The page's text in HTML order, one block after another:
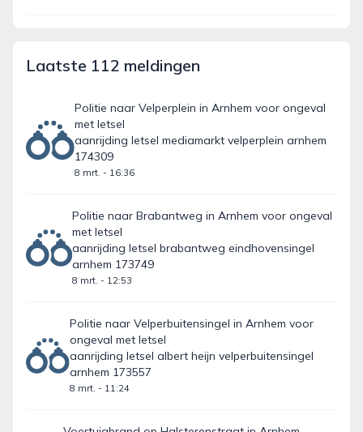
Laatste 112 meldingen
Politie naar Velperplein in Arnhem voor ongeval
met letsel
aanrijding letsel mediamarkt velperplein arnhem
174309
8 mrt. - 16:36
Politie naar Brabantweg in Arnhem voor ongeval
met letsel
aanrijding letsel brabantweg eindhovensingel
arnhem 173749
8 mrt. - 12:53
Politie naar Velperbuitensingel in Arnhem voor
ongeval met letsel
aanrijding letsel albert heijn velperbuitensingel
arnhem 173557
8 mrt. - 11:24